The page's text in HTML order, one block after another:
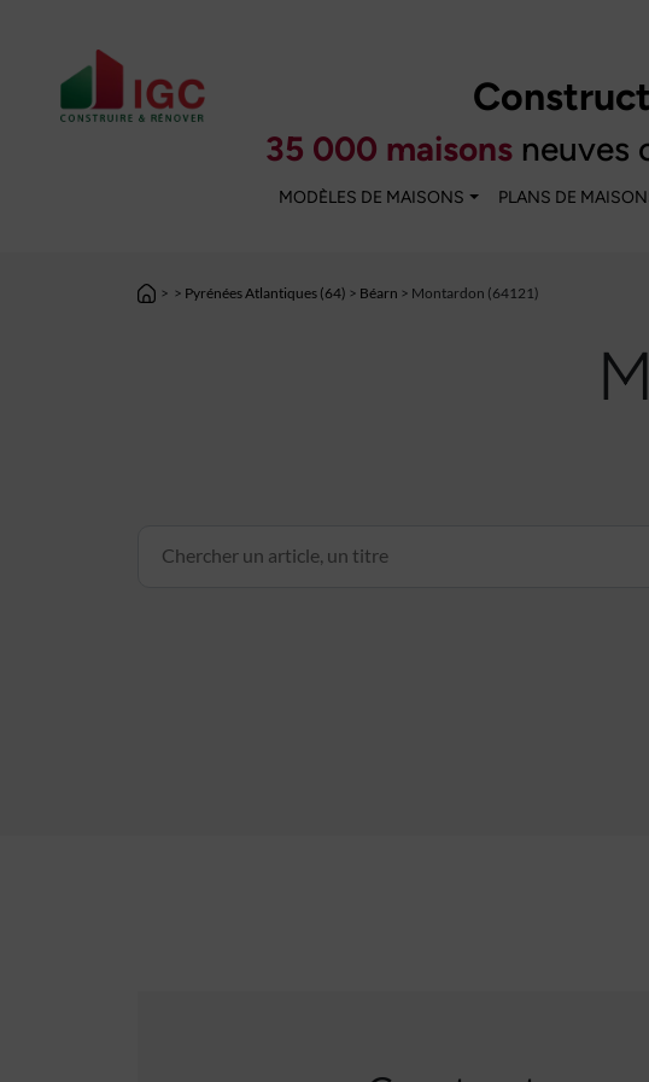
35 000 maisonsneuves
MODÈLES DE MAISONS PLANS DE
> > Pyrénées Atlantiques (64) > Béarn > Montardon (64121)